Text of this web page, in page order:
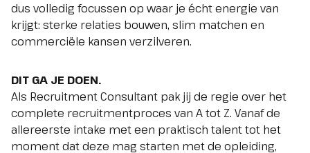
dus volledig focussen op waar je écht energie van
krijgt: sterke relaties bouwen, slim matchen en
commerciële kansen verzilveren.
DIT GA JE DOEN.
Als Recruitment Consultant pak jij de regie over het
complete recruitmentproces van A tot Z. Vanaf de
allereerste intake met een praktisch talent tot het
moment dat deze mag starten met de opleiding,